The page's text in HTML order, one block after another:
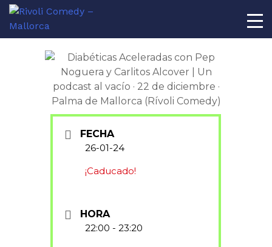
FECHA
26-01-24
¡Caducado!
HORA
22:00 - 23:20